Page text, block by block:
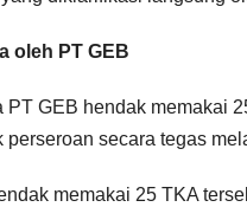
oleh PT GEB
PT GEB hendak memakai
perseroan secara tegas
memakai 25 TKA